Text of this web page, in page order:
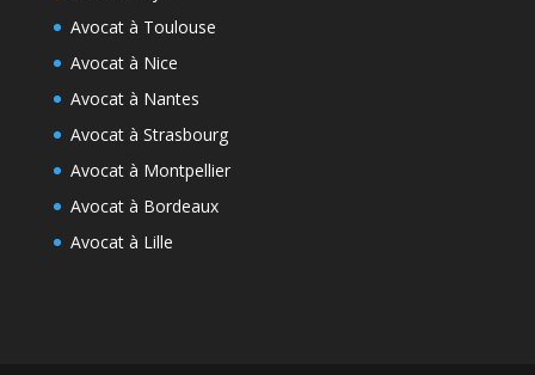
Avocat à Toulouse
Avocat à Nice
Avocat à Nantes
Avocat à Strasbourg
Avocat à Montpellier
Avocat à Bordeaux
Avocat à Lille